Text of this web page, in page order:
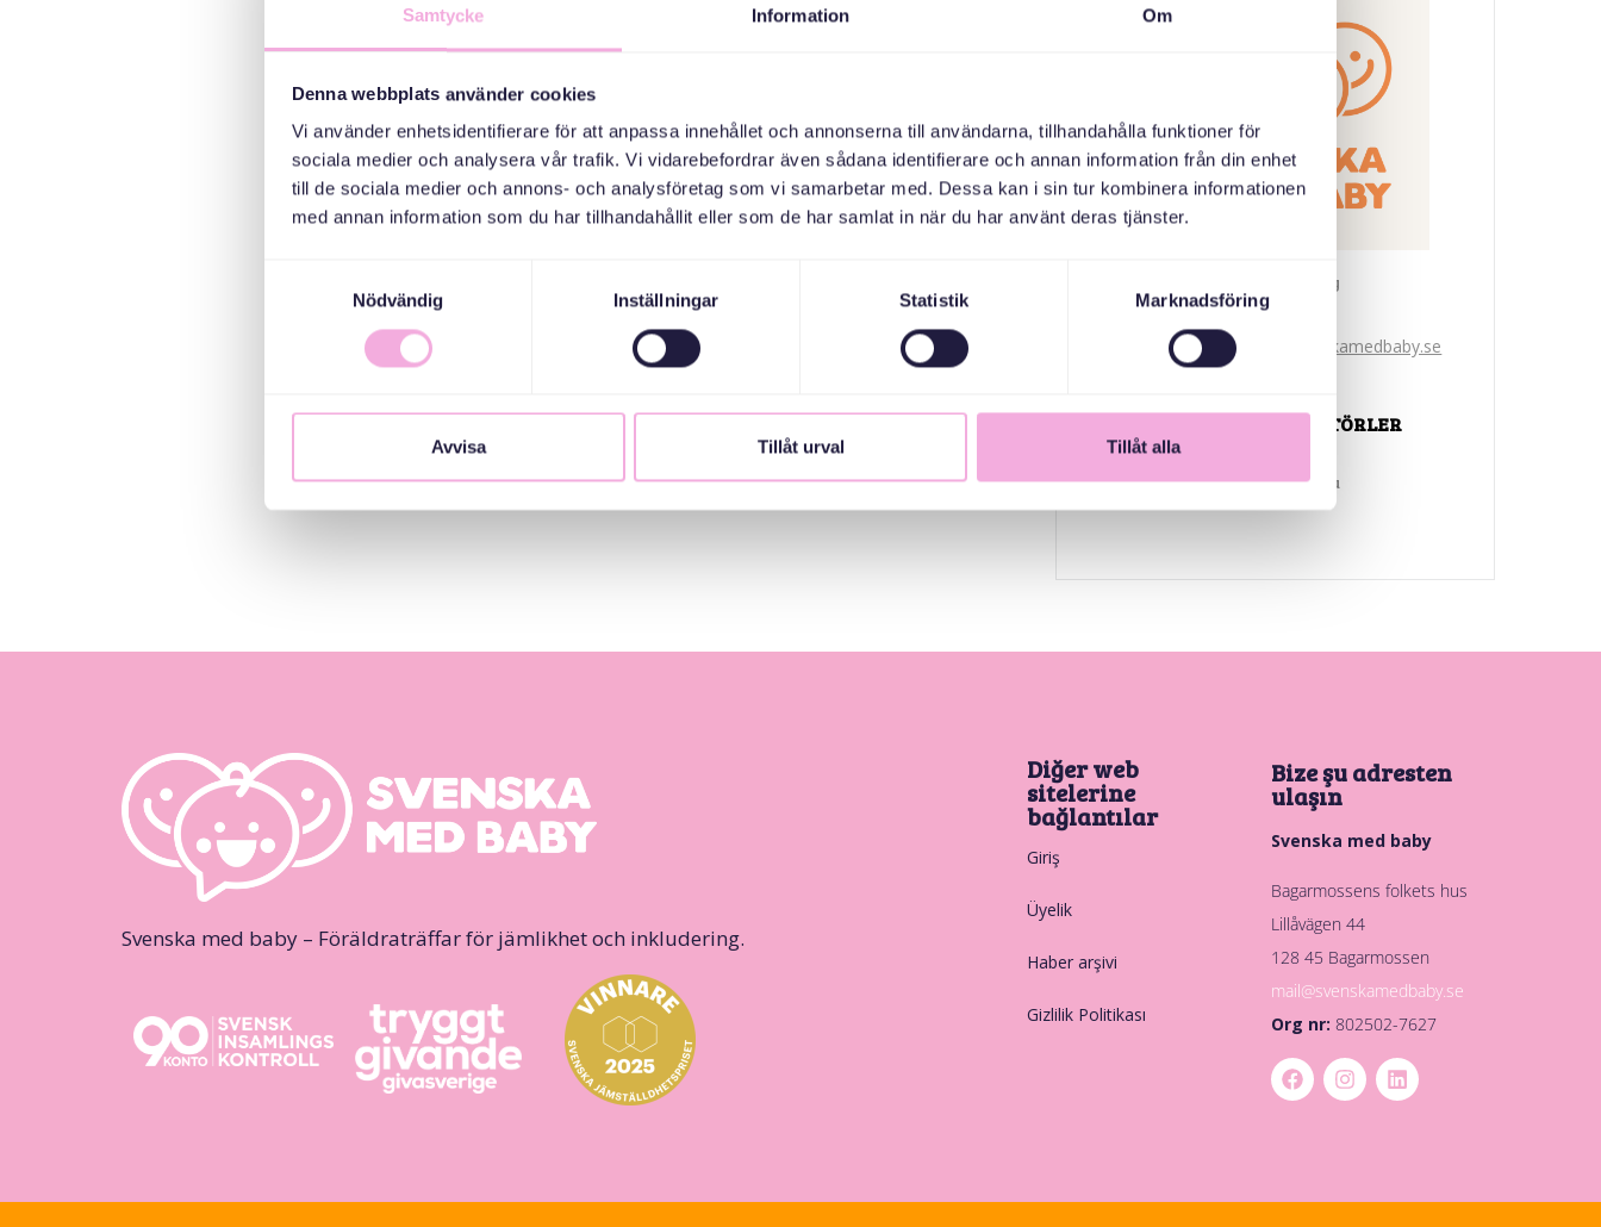
Samtycke Information Om
Denna webbplats använder cookies
Vi använder enhetsidentifierare för att anpassa innehållet och annonserna till användarna, tillhandahålla funktioner för
sociala medier och analysera vår trafik. Vi vidarebefordrar även sådana identifierare och annan information från din enhet
till de sociala medier och annons- och analysföretag som vi samarbetar med. Dessa kan i sin tur kombinera informationen
med annan information som du har tillhandahållit eller som de har samlat in när du har använt deras tjänster.
Nödvändig
Inställningar Statistik Marknadsföring
Avvisa Tillåt urval Tillåt alla
Svenska med baby
bokningen@svenskamedbaby.se
ORTAK ORGANIZATÖRLER
Ulusal Miras Fonu
Svenska med baby – Föräldraträffar för jämlikhet och inkludering.
Diğer web
sitelerine
bağlantılar
Giriş
Üyelik
Haber arşivi
Gizlilik Politikası
Bize şu adresten
ulaşın
Svenska med baby
Bagarmossens folkets hus
Lillåvägen 44
128 45 Bagarmossen
mail@svenskamedbaby.se
Org nr: 802502-7627